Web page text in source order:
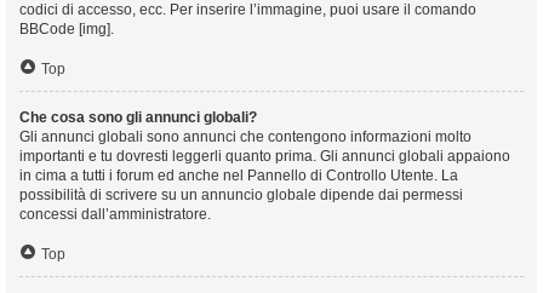
codici di accesso, ecc. Per inserire l’immagine, puoi usare il comando
BBCode [img].
Top
Che cosa sono gli annunci globali?
Gli annunci globali sono annunci che contengono informazioni molto
importanti e tu dovresti leggerli quanto prima. Gli annunci globali appaiono
in cima a tutti i forum ed anche nel Pannello di Controllo Utente. La
possibilità di scrivere su un annuncio globale dipende dai permessi
concessi dall’amministratore.
Top